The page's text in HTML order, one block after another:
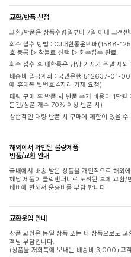
교환/반품 신청
교환/반품은 상품수령일부터 7일 이내 고객
회수 접수 방법 : CJ대한통운택배(1588-
호 등록 ▷ 착불로 선택 ▷ 회수접수 완료
회수 접수 후 대한통운 담당 기사가 주말 제
배송비 입금계좌 : 국민은행 512637-01-
에 휴대폰 뒷번호 4자리 기재 요청)
대량 구매 후 반품 시 반품 수거 비용이 1만
문건/상품 개수 70% 이상 반품 시)
상습적인 대량 반품 시 구매에 제한이 있을 수
해외에서 확인된 불량제품
반품/교환 안내
국내에서 배송 받은 상품을 개인적으로 해외
해당 제품이 클릭앤퍼니로 도착된 후에 교환/
배비에 한해서 운송비를 부담 합니다
교환운임 안내
상품 교환은 동일 상품 또는 타 상품으로도
객님 부담입니다.
(상품을 저희쪽에 보내는 배송비 3,000+고